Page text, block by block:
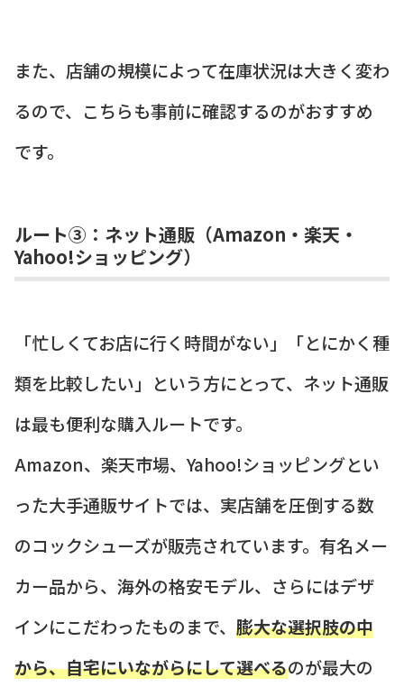
また、店舗の規模によって在庫状況は大きく変わ
るので、こちらも事前に確認するのがおすすめ
です。
ルート③：ネット通販（Amazon・楽天・
Yahoo!ショッピング）
「忙しくてお店に行く時間がない」「とにかく種
類を比較したい」という方にとって、ネット通販
は最も便利な購入ルートです。
Amazon、楽天市場、Yahoo!ショッピングとい
った大手通販サイトでは、実店舗を圧倒する数
のコックシューズが販売されています。有名メー
カー品から、海外の格安モデル、さらにはデザ
インにこだわったものまで、 膨大な選択肢の中
から、自宅にいながらにして選べるのが最大の